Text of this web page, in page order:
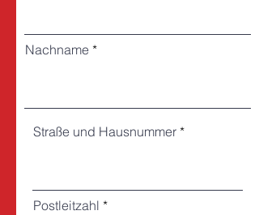
Nachname
Straße und Hausnummer
Postleitzahl